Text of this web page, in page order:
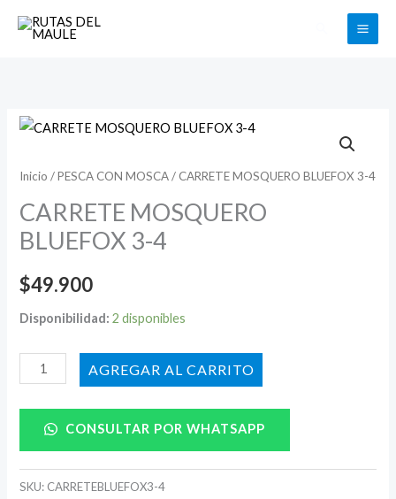
Buscar
Inicio /PESCA CON MOSCA/ CARRETE MOSQUERO BLUEFOX 3-4
CARRETE MOSQUERO
BLUEFOX 3-4
$49.900
Disponibilidad: 2 disponibles
CARRETE
BLUEFOX
4
cantidad
AÑADIR AL CARRITO
CONSULTAR POR WHATSAPP
SKU: CARRETEBLUEFOX3-4